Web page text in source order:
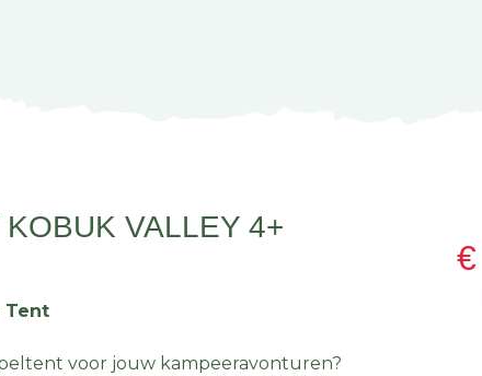
VALLEY 4+
Tent
voor jouw kampeeravonturen?